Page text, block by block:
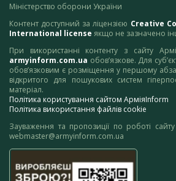
Міністерство оборони України
Контент доступний за ліцензією Creative
International license якщо не зазначено
При використанні контенту з сайту
armyinform.com.ua обов’язкове. Для
обов’язковим є розміщення у першому
відкритого для пошукових систем
матеріал.
Політика користування сайтом АрміяInform
Політика використання файлів cookie
Зауваження та пропозиції по роботі
webmaster@armyinform.com.ua